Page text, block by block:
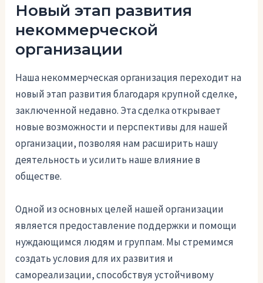
Новый этап развития
некоммерческой
организации
Наша некоммерческая организация переходит на
новый этап развития благодаря крупной сделке,
заключенной недавно. Эта сделка открывает
новые возможности и перспективы для нашей
организации, позволяя нам расширить нашу
деятельность и усилить наше влияние в
обществе.
Одной из основных целей нашей организации
является предоставление поддержки и помощи
нуждающимся людям и группам. Мы стремимся
создать условия для их развития и
самореализации, способствуя устойчивому